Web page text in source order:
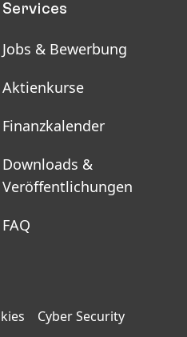
Services
Jobs & Bewerbung
Aktienkurse
Finanzkalender
Downloads &
Veröffentlichungen
FAQ
Cyber Security